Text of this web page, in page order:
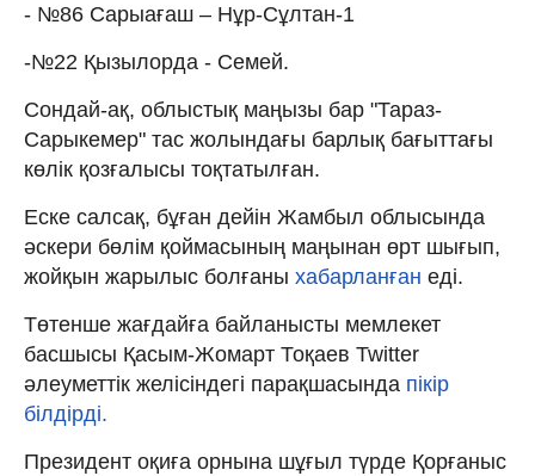
- №86 Сарыағаш – Нұр-Сұлтан-1
-№22 Қызылорда - Семей.
Сондай-ақ, облыстық маңызы бар "Тараз-
Сарыкемер" тас жолындағы барлық бағыттағы
көлік қозғалысы тоқтатылған.
Еске салсақ, бұған дейін Жамбыл облысында
әскери бөлім қоймасының маңынан өрт шығып,
жойқын жарылыс болғаны хабарланған еді.
Төтенше жағдайға байланысты мемлекет
басшысы Қасым-Жомарт Тоқаев Twitter
әлеуметтік желісіндегі парақшасында пікір
білдірді.
Президент оқиға орнына шұғыл түрде Қорғаныс